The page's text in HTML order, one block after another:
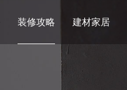
装修攻略 建材家居